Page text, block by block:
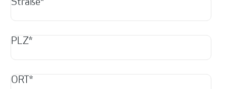
Straße*
PLZ*
ORT*